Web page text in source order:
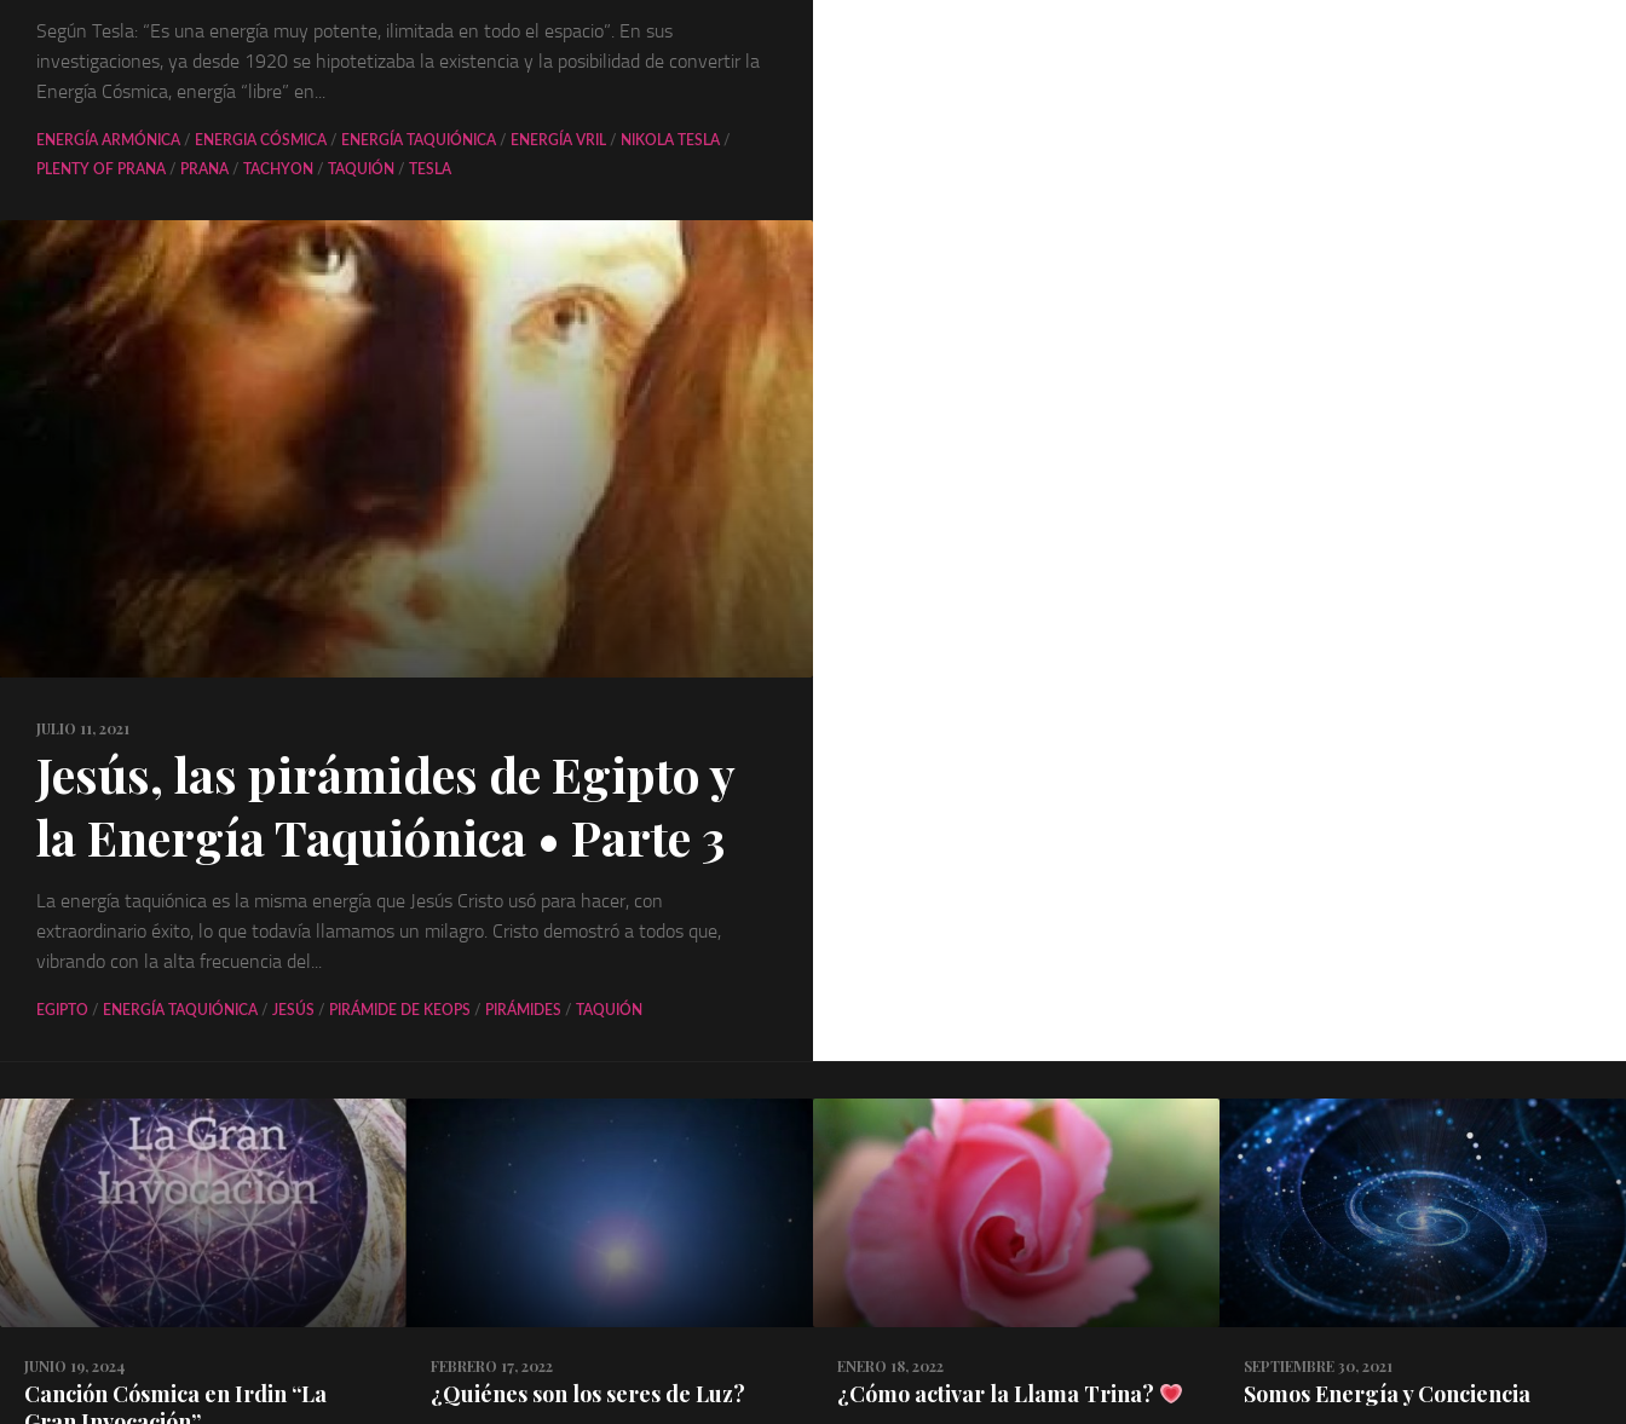
Según Tesla: “Es una energía muy potente, ilimitada en todo el espacio”. En sus
investigaciones, ya desde 1920 se hipotetizaba la existencia y la posibilidad de convertir la
Energía Cósmica, energía “libre” en...
ENERGÍA ARMÓNICA / ENERGIA CÓSMICA / ENERGÍA TAQUIÓNICA / ENERGÍA VRIL / NIKOLA TESLA /
PLENTY OF PRANA / PRANA / TACHYON / TAQUIÓN / TESLA
JULIO 11, 2021
Jesús, las pirámides de Egipto y
la Energía Taquiónica • Parte 3
La energía taquiónica es la misma energía que Jesús Cristo usó para hacer, con
extraordinario éxito, lo que todavía llamamos un milagro. Cristo demostró a todos que,
vibrando con la alta frecuencia del...
EGIPTO / ENERGÍA TAQUIÓNICA / JESÚS / PIRÁMIDE DE KEOPS / PIRÁMIDES / TAQUIÓN
JUNIO 19, 2024
Canción Cósmica en Irdin “La
FEBRERO 17, 2022
¿Quiénes son los seres de Luz?
ENERO 18, 2022
¿Cómo activar la Llama Trina?
SEPTIEMBRE 30, 2021
Somos Energía y Conciencia